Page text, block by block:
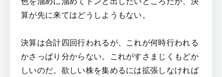
算が先に来てはどうしようもない。
決算は合計四回行われるが、これが何時行われる
かさっぱり分からない。これがすさまじくもどか
しいのだ。欲しい株を集めるには拡張しなければ